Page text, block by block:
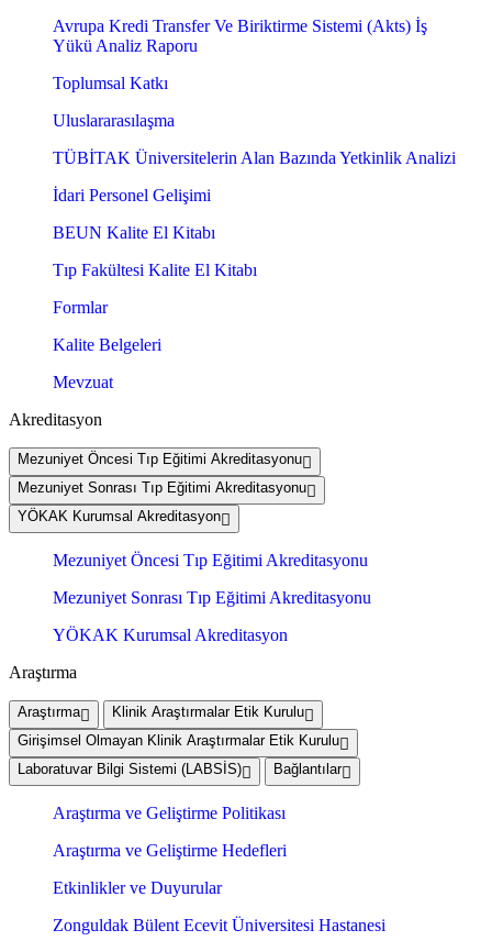
Avrupa Kredi Transfer Ve Biriktirme Sistemi (Akts) İş
Yükü Analiz Raporu
Toplumsal Katkı
Uluslararasılaşma
TÜBİTAK Üniversitelerin Alan Bazında Yetkinlik Analizi
İdari Personel Gelişimi
BEUN Kalite El Kitabı
Tıp Fakültesi Kalite El Kitabı
Formlar
Kalite Belgeleri
Mevzuat
Akreditasyon
Mezuniyet Öncesi Tıp Eğitimi Akreditasyonu
Mezuniyet Sonrası Tıp Eğitimi Akreditasyonu
YÖKAK Kurumsal Akreditasyon
Mezuniyet Öncesi Tıp Eğitimi Akreditasyonu
Mezuniyet Sonrası Tıp Eğitimi Akreditasyonu
YÖKAK Kurumsal Akreditasyon
Araştırma
Araştırma
Klinik Araştırmalar Etik Kurulu
Girişimsel Olmayan Klinik Araştırmalar Etik Kurulu
Laboratuvar Bilgi Sistemi (LABSİS)
Bağlantılar
Araştırma ve Geliştirme Politikası
Araştırma ve Geliştirme Hedefleri
Etkinlikler ve Duyurular
Zonguldak Bülent Ecevit Üniversitesi Hastanesi